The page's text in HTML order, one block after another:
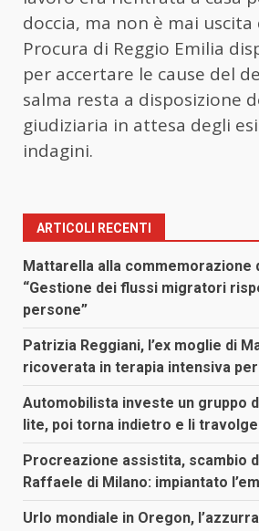
doccia, ma non è mai uscita
Procura di Reggio Emilia
per accertare le cause del
salma resta a disposizione
giudiziaria in attesa degli
indagini.
ARTICOLI RECENTI
Mattarella alla commemorazione
“Gestione dei flussi migratori
persone”
Patrizia Reggiani, l’ex moglie di
ricoverata in terapia intensiva
Automobilista investe un gruppo
lite, poi torna indietro e li
Procreazione assistita, scambio
Raffaele di Milano: impiantato
Urlo mondiale in Oregon,